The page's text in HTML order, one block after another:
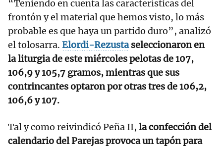
“Teniendo en cuenta las características del
frontón y el material que hemos visto, lo más
probable es que haya un partido duro”, analizó
el tolosarra. Elordi-Rezustaseleccionaron en
la liturgia de este miércoles pelotas de 107,
106,9 y 105,7 gramos, mientras que sus
contrincantes optaron por otras tres de 106,2,
106,6 y 107.
Tal y como reivindicó Peña II, la confección del
calendario del Parejas provoca un tapón para